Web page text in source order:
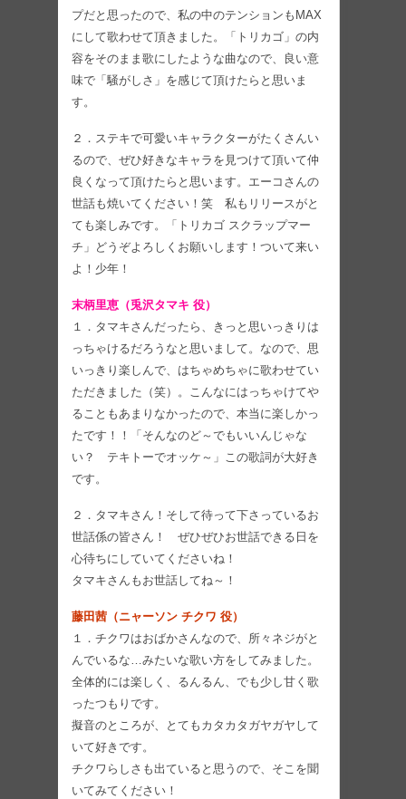
プだと思ったので、私の中のテンションもMAX
にして歌わせて頂きました。「トリカゴ」の内
容をそのまま歌にしたような曲なので、良い意
味で「騒がしさ」を感じて頂けたらと思いま
す。
２．ステキで可愛いキャラクターがたくさんい
るので、ぜひ好きなキャラを見つけて頂いて仲
良くなって頂けたらと思います。エーコさんの
世話も焼いてください！笑 私もリリースがと
ても楽しみです。「トリカゴ スクラップマー
チ」どうぞよろしくお願いします！ついて来い
よ！少年！
末柄里恵（兎沢タマキ 役）
１．タマキさんだったら、きっと思いっきりは
っちゃけるだろうなと思いまして。なので、思
いっきり楽しんで、はちゃめちゃに歌わせてい
ただきました（笑）。こんなにはっちゃけてや
ることもあまりなかったので、本当に楽しかっ
たです！！「そんなのど～でもいいんじゃな
い？ テキトーでオッケ～」この歌詞が大好き
です。
２．タマキさん！そして待って下さっているお
世話係の皆さん！ ぜひぜひお世話できる日を
心待ちにしていてくださいね！
タマキさんもお世話してね～！
藤田茜（ニャーソン チクワ 役）
１．チクワはおばかさんなので、所々ネジがと
んでいるな…みたいな歌い方をしてみました。
全体的には楽しく、るんるん、でも少し甘く歌
ったつもりです。
擬音のところが、とてもカタカタガヤガヤして
いて好きです。
チクワらしさも出ていると思うので、そこを聞
いてみてください！